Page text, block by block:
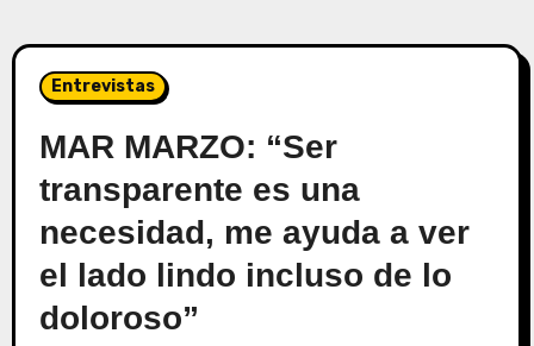
Entrevistas
MAR MARZO: “Ser
transparente es una
necesidad, me ayuda a ver
el lado lindo incluso de lo
doloroso”